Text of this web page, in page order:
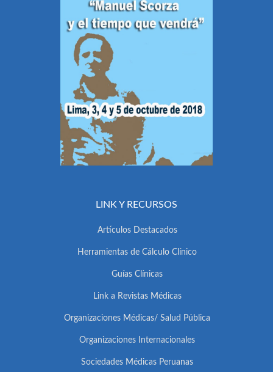
LINK Y RECURSOS
Artículos Destacados
Herramientas de Cálculo Clínico
Guías Clínicas
Link a Revistas Médicas
Organizaciones Médicas/ Salud Pública
Organizaciones Internacionales
Sociedades Médicas Peruanas